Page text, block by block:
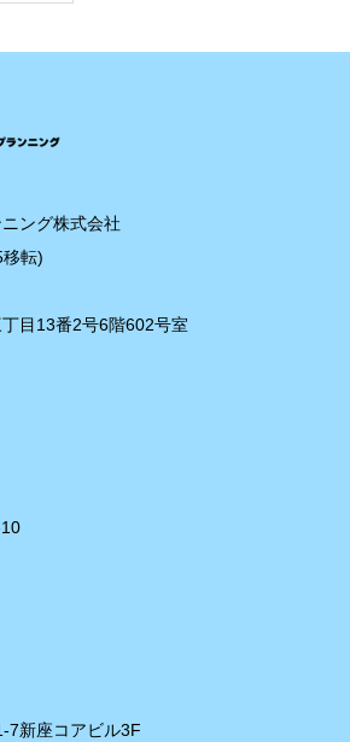
ング株式会社
転)
目13番2号6階602号室
7新座コアビル3F